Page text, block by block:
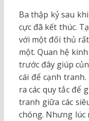
Ba thập kỷ sau
cực đã kết thúc.
với một đối thủ
một. Quan hệ
trước đây giúp
cái để cạnh
ra các quy tắc để
tranh giữa các
chóng. Nhưng lúc